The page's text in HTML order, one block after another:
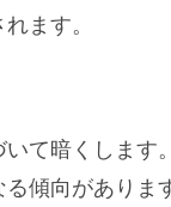
ます。
て暗くします
傾向がありま